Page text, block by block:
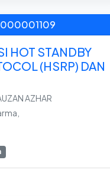
HOT STANDBY
(HSRP) DAN
AZHAR